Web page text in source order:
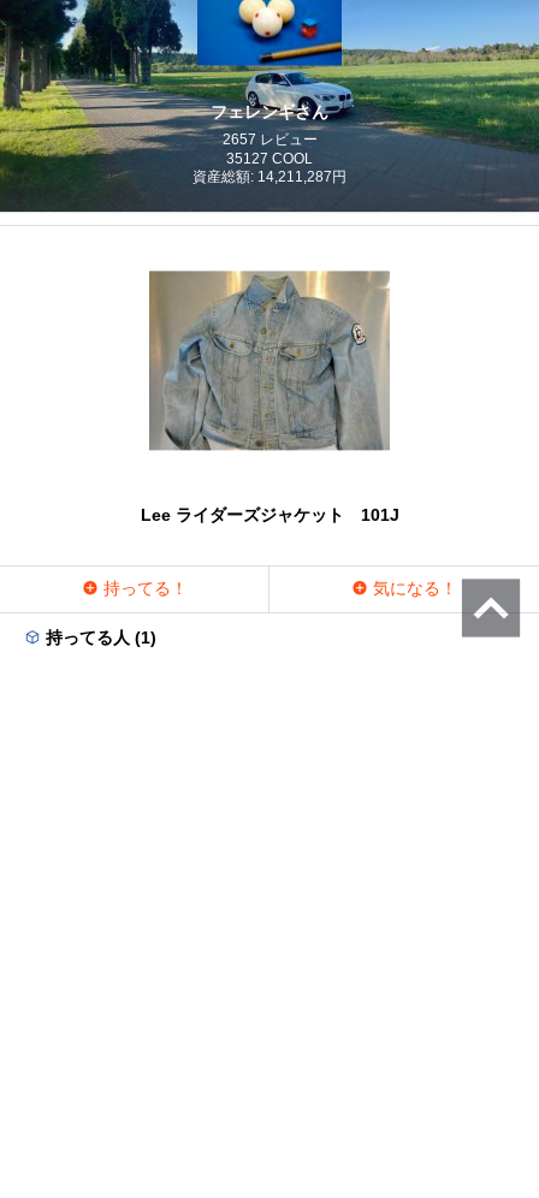
フェレンギさん
2657 レビュー
35127 COOL
資産総額: 14,211,287円
Lee ライダーズジャケット 101J
持ってる！ 気になる！
持ってる人 (1)